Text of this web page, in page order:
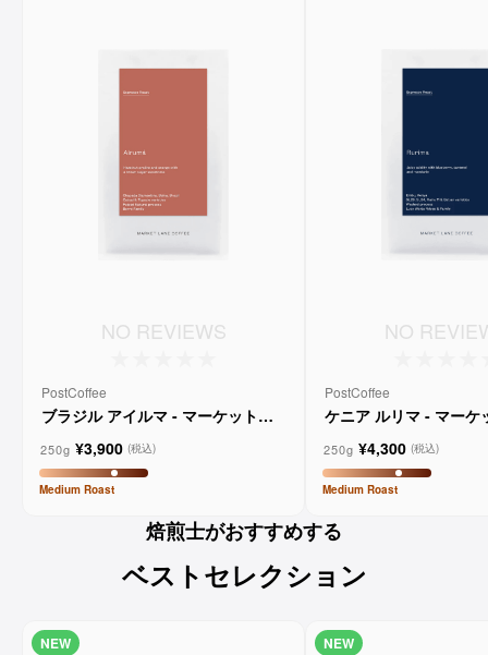
NO REVIEWS
PostCoffee
ブラジル アイルマ - マーケットレ
250g ¥3,900 (税込)
Medium Roast
NO
PostCoffee
ケニア ルリマ - マーケ
250g ¥4,300 (税込)
Medium Roast
焙煎士がおすすめする
ベストセレクション
NEW NEW